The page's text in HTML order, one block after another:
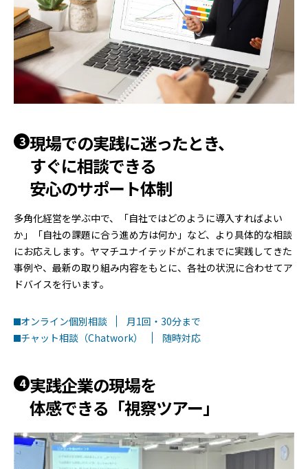
3 現場での実践に迷ったとき、
すぐに相談できる
安心のサポート体制
多角化経営を学ぶ中で、「自社ではどのように導入すればよい
か」「自社の課題に合う進め方は何か」など、より具体的な相談
にお応えします。ヤマチユナイテッドがこれまでに実践してきた
事例や、最新の取り組み内容をもとに、各社の状況に合わせてア
ドバイスを行います。
オンライン個別相談
月1回・30分まで
チャット相談（Chatwork）
随時対応
4 実践企業の現場を
体感できる「視察ツアー」